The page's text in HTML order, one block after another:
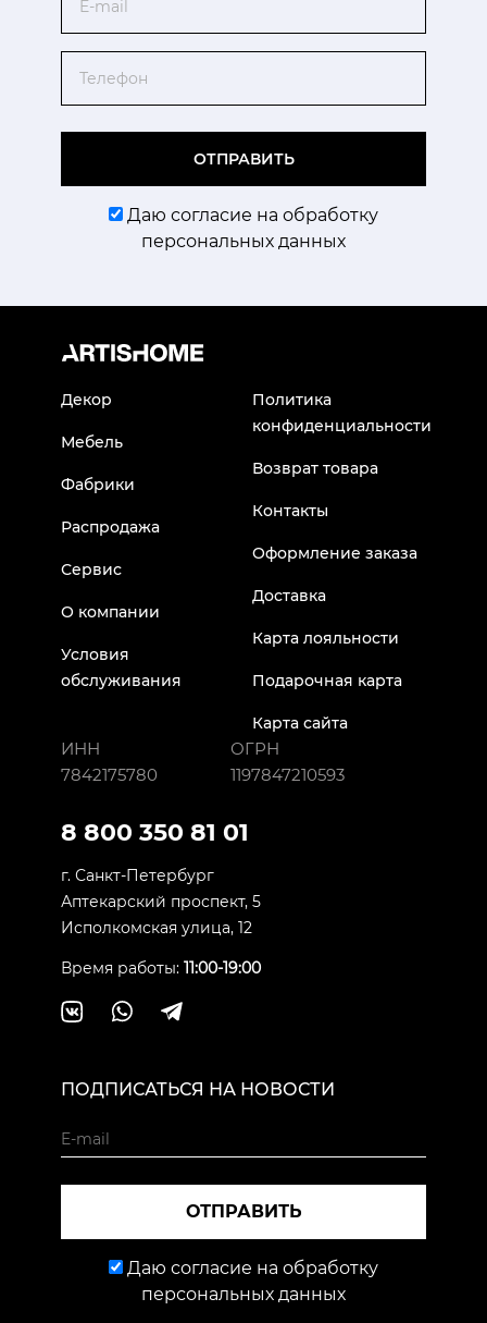
ОТПРАВИТЬ
Даю согласие на обработку
персональных данных
Декор
Мебель
Фабрики
Распродажа
Сервис
О компании
Условия
обслуживания
Политика
конфиденциальности
Возврат товара
Контакты
Оформление заказа
Доставка
Карта лояльности
Подарочная карта
Карта сайта
ИНН
7842175780
ОГРН
1197847210593
8 800 350 81 01
г. Санкт-Петербург
Аптекарский проспект, 5
Исполкомская улица, 12
Время работы: 11:00-19:00
ПОДПИСАТЬСЯ НА НОВОСТИ
ОТПРАВИТЬ
Даю согласие на обработку
персональных данных